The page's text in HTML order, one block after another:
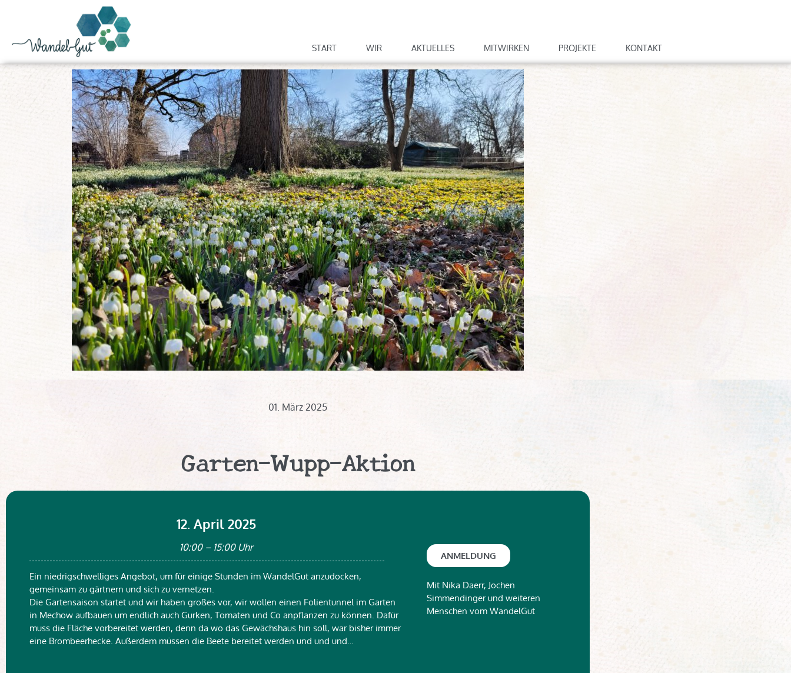
START WIR AKTUELLES MITWIRKEN PROJEKTE KONTAKT
01. März 2025
Garten-Wupp-Aktion
12. April 2025
10:00 – 15:00 Uhr
Ein niedrigschwelliges Angebot, um für einige Stunden im WandelGut anzudocken,
gemeinsam zu gärtnern und sich zu vernetzen.
Die Gartensaison startet und wir haben großes vor, wir wollen einen Folientunnel im Garten
in Mechow aufbauen um endlich auch Gurken, Tomaten und Co anpflanzen zu können. Dafür
muss die Fläche vorbereitet werden, denn da wo das Gewächshaus hin soll, war bisher immer
eine Brombeerhecke. Außerdem müssen die Beete bereitet werden und und und…
ANMELDUNG
Mit Nika Daerr, Jochen
Simmendinger und weiteren
Menschen vom WandelGut